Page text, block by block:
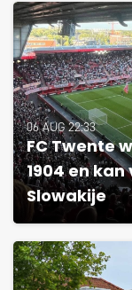
06 AUG 22:33
FC Twente
1904 en
Slowakije